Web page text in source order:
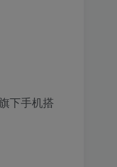
下手机搭